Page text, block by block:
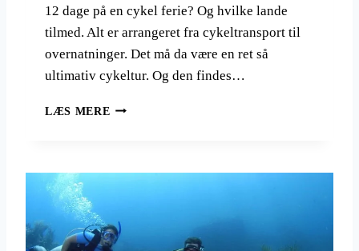
N
E
N
N
R
O
R
12 dage på en cykel ferie? Og hvilke lande
tilmed. Alt er arrangeret fra cykeltransport til
overnatninger. Det må da være en ret så
ultimativ cykeltur. Og den findes…
LÆS MERE D
L
M
A